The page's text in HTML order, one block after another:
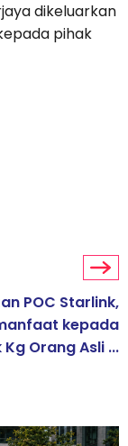
dikeluarkan
pihak
POC Starlink,
kepada
Orang Asli ...